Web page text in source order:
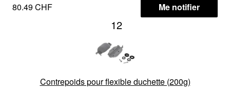
80.49 CHF Me notifier
12
Contrepoids pour flexible duchette (200g)